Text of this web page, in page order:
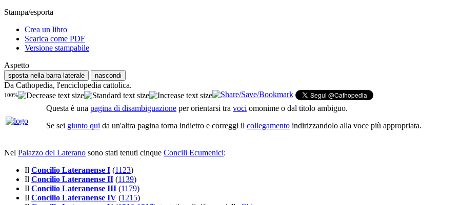
Stampa/esporta
Crea un libro
Scarica come PDF
Versione stampabile
Aspetto
sposta nella barra laterale nascondi
Da Cathopedia, l'enciclopedia cattolica.
100%
Questa è una pagina di disambiguazione per orientarsi tra voci omonime o dal titolo ambiguo.
Se sei giunto qui da un'altra pagina torna indietro e correggi il collegamento indirizzandolo alla voce più appropriata.
Nel Palazzo del Laterano sono stati tenuti cinque Concili Ecumenici:
Il Concilio Lateranense I (1123)
Il Concilio Lateranense II (1139)
Il Concilio Lateranense III (1179)
Il Concilio Lateranense IV (1215)